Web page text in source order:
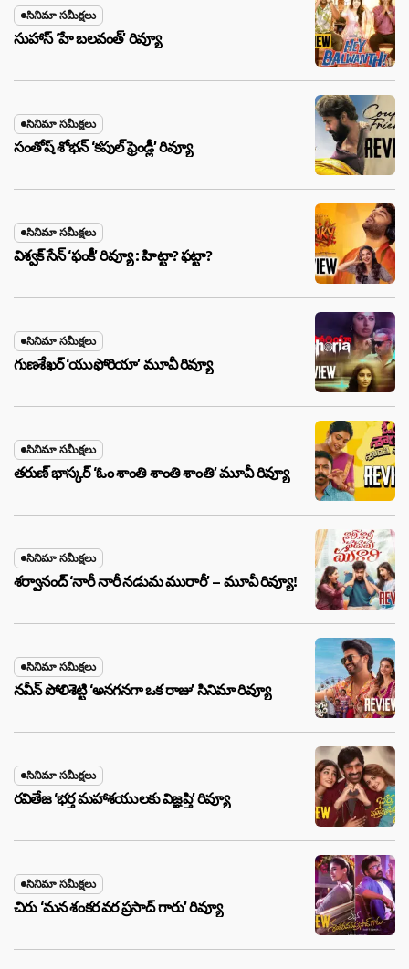
సినిమా సమీక్షలు
సుహాస్ ‘హే బలవంత్’ రివ్యూ
సినిమా సమీక్షలు
సంతోష్ శోభన్ ‘కపుల్ ఫ్రెండ్లీ’ రివ్యూ
సినిమా సమీక్షలు
విశ్వక్ సేన్ ‘ఫంకీ’ రివ్యూ : హిట్టా? ఫట్టా?
సినిమా సమీక్షలు
గుణశేఖర్ ‘యుఫోరియా’ మూవీ రివ్యూ
సినిమా సమీక్షలు
తరుణ్ భాస్కర్ ‘ఓం శాంతి శాంతి శాంతి’ మూవీ రివ్యూ
సినిమా సమీక్షలు
శర్వానంద్ ‘నారీ నారీ నడుమ మురారీ’ – మూవీ రివ్యూ!
సినిమా సమీక్షలు
నవీన్ పోలిశెట్టి ‘అనగనగా ఒక రాజు’ సినిమా రివ్యూ
సినిమా సమీక్షలు
రవితేజ ‘భర్త మహాశయులకు విజ్ఞప్తి’ రివ్యూ
సినిమా సమీక్షలు
చిరు ‘మ‌న శంక‌ర వ‌ర ప్ర‌సాద్ గారు’ రివ్యూ